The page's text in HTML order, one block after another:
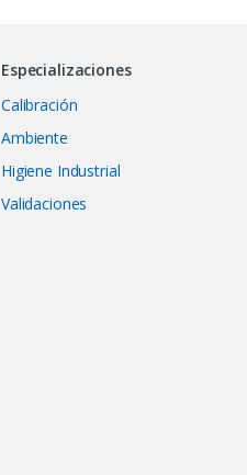
Especializaciones
Calibración
Ambiente
Higiene Industrial
Validaciones